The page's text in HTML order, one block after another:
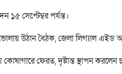
১৫ সেপ্টেম্বর পর্যন্ত।
উঠান বৈঠক, জেলা লিগ্যাল এইড
কোষাগারে ফেরত, দৃষ্টান্ত স্থাপন